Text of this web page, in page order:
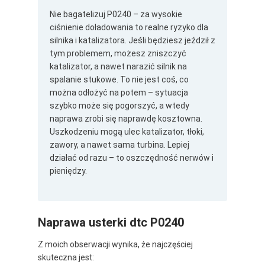
Nie bagatelizuj P0240 – za wysokie
ciśnienie doładowania to realne ryzyko dla
silnika i katalizatora. Jeśli będziesz jeździł z
tym problemem, możesz zniszczyć
katalizator, a nawet narazić silnik na
spalanie stukowe. To nie jest coś, co
można odłożyć na potem – sytuacja
szybko może się pogorszyć, a wtedy
naprawa zrobi się naprawdę kosztowna.
Uszkodzeniu mogą ulec katalizator, tłoki,
zawory, a nawet sama turbina. Lepiej
działać od razu – to oszczędność nerwów i
pieniędzy.
Naprawa usterki dtc P0240
Z moich obserwacji wynika, że najczęściej
skuteczna jest: